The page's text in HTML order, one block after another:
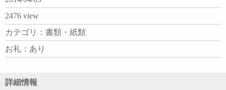
2476 view
カテゴリ：書類・紙類
お礼：あり
詳細情報